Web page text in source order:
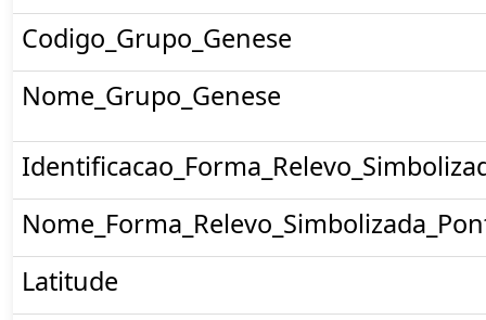
Codigo_Grupo_Genese
Nome_Grupo_Genese
Latitude